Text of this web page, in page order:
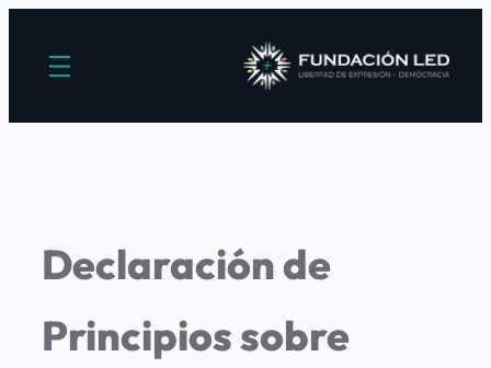
Declaración de
Principios sobre